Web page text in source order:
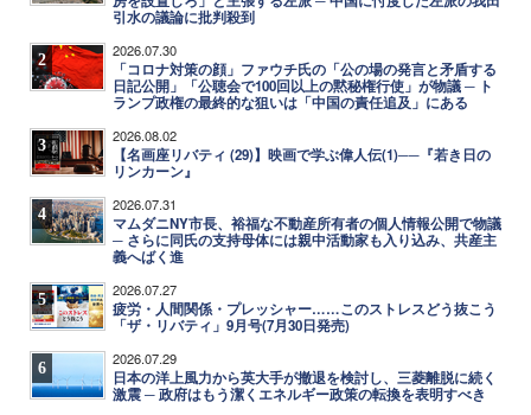
引水の議論に批判殺到
2 2026.07.30
「コロナ対策の顔」ファウチ氏の「公の場の発言と矛盾する
日記公開」「公聴会で100回以上の黙秘権行使」が物議 ─ ト
ランプ政権の最終的な狙いは「中国の責任追及」にある
3 2026.08.02
【名画座リバティ (29)】映画で学ぶ偉人伝(1)──『若き日の
リンカーン』
4 2026.07.31
マムダニNY市長、裕福な不動産所有者の個人情報公開で物議
─ さらに同氏の支持母体には親中活動家も入り込み、共産主
義へばく進
5 2026.07.27
疲労・人間関係・プレッシャー……このストレスどう抜こう
「ザ・リバティ」9月号(7月30日発売)
6 2026.07.29
日本の洋上風力から英大手が撤退を検討し、三菱離脱に続く
激震 ─ 政府はもう潔くエネルギー政策の転換を表明すべき